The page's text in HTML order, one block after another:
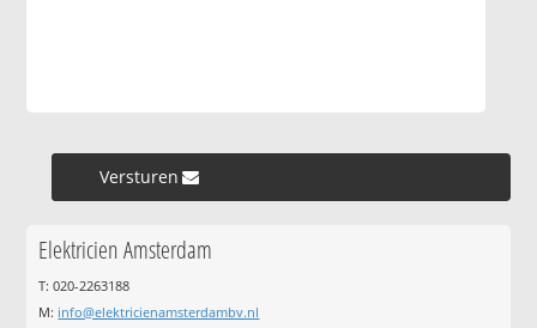
Versturen »
Elektricien Amsterdam
T: 020-2263188
M: info@elektricienamsterdambv.nl